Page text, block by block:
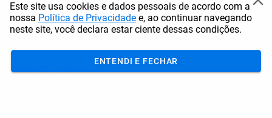
Adicionar ao carrinho
Mais Resgatados
Este site usa cookies e dados pessoais de acordo com a
nossa Política de Privacidade e, ao continuar navegando
neste site, você declara estar ciente dessas condições.
ENTENDI E FECHAR